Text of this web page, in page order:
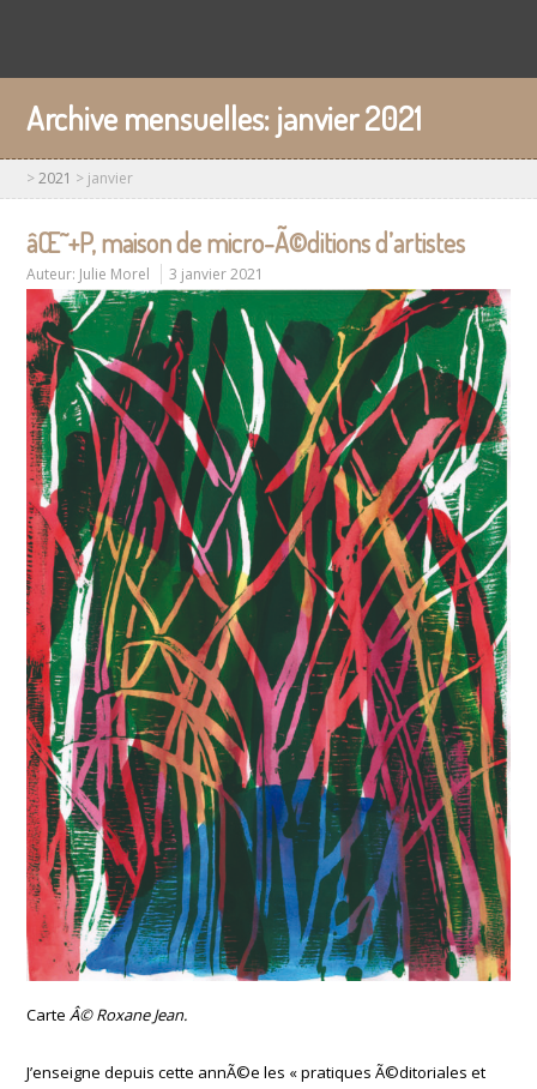
Archive mensuelles: janvier 2021
>2021 > janvier
âŒ˜+P, maison de micro-Ã©ditions d’artistes
Auteur: Julie Morel 3 janvier 2021
CarteÂ© Roxane Jean.
J’enseigne depuis cette annÃ©e les « pratiques Ã©ditoriales et